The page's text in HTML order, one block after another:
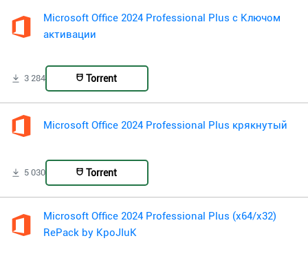
Microsoft Office 2024 Professional Plus с Ключом
активации
3 284 Torrent
Microsoft Office 2024 Professional Plus крякнутый
5 030 Torrent
Microsoft Office 2024 Professional Plus (x64/x32)
RePack by KpoJIuK